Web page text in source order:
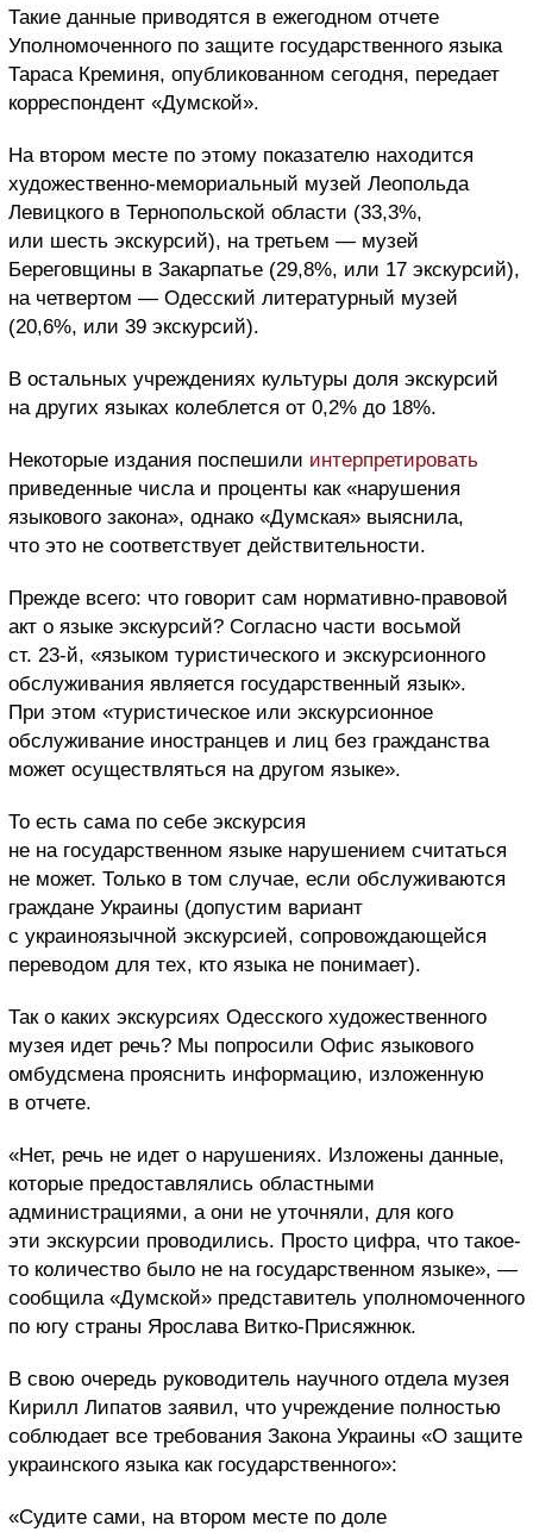
Такие данные приводятся в ежегодном отчете
Уполномоченного по защите государственного языка
Тараса Креминя, опубликованном сегодня, передает
корреспондент «Думской».
На втором месте по этому показателю находится
художественно-мемориальный музей Леопольда
Левицкого в Тернопольской области (33,3%,
или шесть экскурсий), на третьем — музей
Береговщины в Закарпатье (29,8%, или 17 экскурсий),
на четвертом — Одесский литературный музей
(20,6%, или 39 экскурсий).
В остальных учреждениях культуры доля экскурсий
на других языках колеблется от 0,2% до 18%.
Некоторые издания поспешили интерпретировать
приведенные числа и проценты как «нарушения
языкового закона», однако «Думская» выяснила,
что это не соответствует действительности.
Прежде всего: что говорит сам нормативно-правовой
акт о языке экскурсий? Согласно части восьмой
ст. 23-й, «языком туристического и экскурсионного
обслуживания является государственный язык».
При этом «туристическое или экскурсионное
обслуживание иностранцев и лиц без гражданства
может осуществляться на другом языке».
То есть сама по себе экскурсия
не на государственном языке нарушением считаться
не может. Только в том случае, если обслуживаются
граждане Украины (допустим вариант
с украиноязычной экскурсией, сопровождающейся
переводом для тех, кто языка не понимает).
Так о каких экскурсиях Одесского художественного
музея идет речь? Мы попросили Офис языкового
омбудсмена прояснить информацию, изложенную
в отчете.
«Нет, речь не идет о нарушениях. Изложены данные,
которые предоставлялись областными
администрациями, а они не уточняли, для кого
эти экскурсии проводились. Просто цифра, что такое-
то количество было не на государственном языке», —
сообщила «Думской» представитель уполномоченного
по югу страны Ярослава Витко-Присяжнюк.
В свою очередь руководитель научного отдела музея
Кирилл Липатов заявил, что учреждение полностью
соблюдает все требования Закона Украины «О защите
украинского языка как государственного»:
«Судите сами, на втором месте по доле